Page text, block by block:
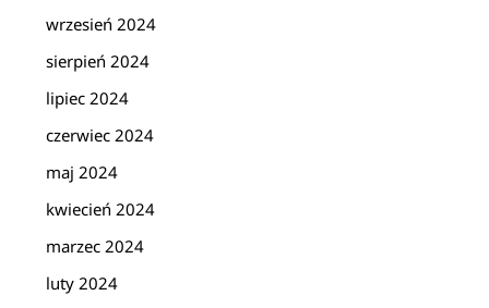
wrzesień 2024
sierpień 2024
lipiec 2024
czerwiec 2024
maj 2024
kwiecień 2024
marzec 2024
luty 2024